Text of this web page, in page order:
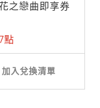
之戀曲即享券
點
加入兌換清單